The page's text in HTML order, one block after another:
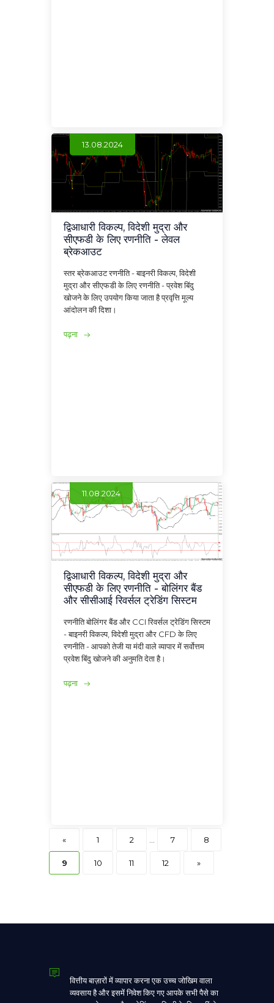
13.08.2024
द्विआधारी विकल्प, विदेशी मुद्रा और
सीएफडी के लिए रणनीति - लेवल
ब्रेकआउट
स्तर ब्रेकआउट रणनीति - बाइनरी विकल्प, विदेशी
मुद्रा और सीएफडी के लिए रणनीति - प्रवेश बिंदु
खोजने के लिए उपयोग किया जाता है प्रवृत्ति मूल्य
आंदोलन की दिशा।
पढ़ना
11.08.2024
द्विआधारी विकल्प, विदेशी मुद्रा और
सीएफडी के लिए रणनीति - बोलिंगर बैंड
और सीसीआई रिवर्सल ट्रेडिंग सिस्टम
रणनीति बोलिंगर बैंड और CCI रिवर्सल ट्रेडिंग सिस्टम
- बाइनरी विकल्प, विदेशी मुद्रा और CFD के लिए
रणनीति - आपको तेजी या मंदी वाले व्यापार में सर्वोत्तम
प्रवेश बिंदु खोजने की अनुमति देता है।
पढ़ना
« 1 2 7 8
9 10 11 12 »
वित्तीय बाज़ारों में व्यापार करना एक उच्च जोखिम वाला
व्यवसाय है और इसमें निवेश किए गए आपके सभी पैसे का